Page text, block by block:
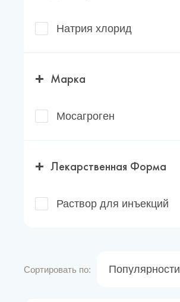
О компании
Стать партнером
Натрия хлорид
Марка
Мосагроген
Лекарственная Форма
Раствор для инъекций
Сортировать по: Популярности